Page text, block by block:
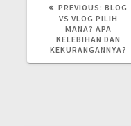
PREVIOUS:
POST:
BLOG
VS VLOG PILIH
MANA? APA
KELEBIHAN DAN
KEKURANGANNYA?